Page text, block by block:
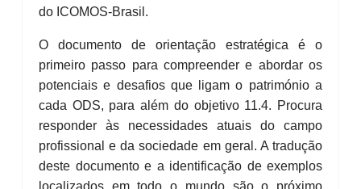
do ICOMOS-Brasil.
O documento de orientação estratégica é o
primeiro passo para compreender e abordar os
potenciais e desafios que ligam o património a
cada ODS, para além do objetivo 11.4. Procura
responder às necessidades atuais do campo
profissional e da sociedade em geral. A tradução
deste documento e a identificação de exemplos